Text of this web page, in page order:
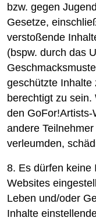
bzw. gegen
Gesetze,
verstoßende
(bspw. durch das
geschützte Inhalte
berechtigt zu
den
andere
verleumden,
8. Es dürfen keine
Websites
Leben und/oder
Inhalte